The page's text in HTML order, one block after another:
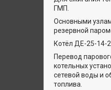
ГМП.
Основными
резервной
Котёл ДЕ-25-14-
Перевод
котельных
сетевой воды и
топлива.